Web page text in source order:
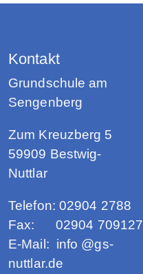
Kontakt
Grundschule am
Sengenberg
Zum Kreuzberg 5
59909 Bestwig-
Nuttlar
Telefon: 02904 2788
Fax: 02904 709127
E-Mail: info @gs-
nuttlar.de